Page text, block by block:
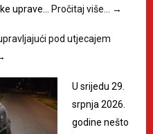
uprave… Pročitaj više… →
pod utjecajem
U srijedu 29.
srpnja 2026.
godine nešto